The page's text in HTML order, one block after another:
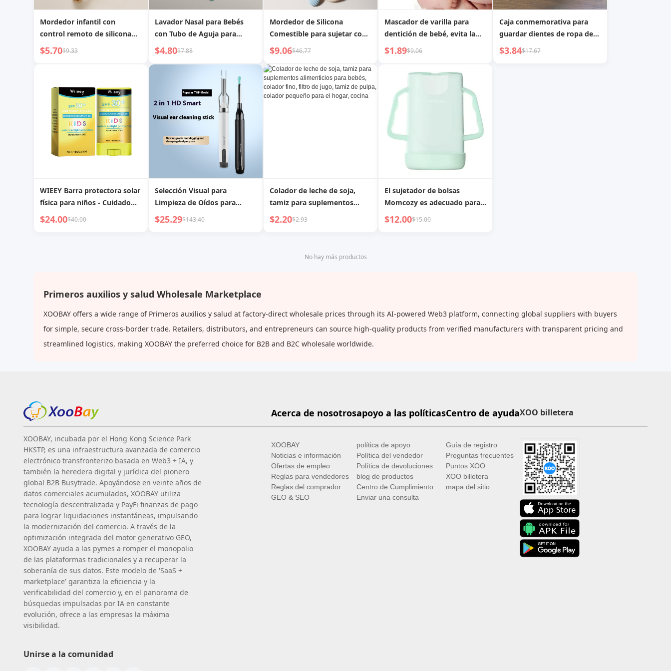
Mordedor infantil con
control remoto de silicona
para dientes largos, juguete
de consuelo
$5.70$9.33
Lavador Nasal para Bebés
con Tubo de Aguja para
Niños
$4.80$7.88
Mordedor de Silicona
Comestible para sujetar con
la Mano
$9.06$46.77
Mascador de varilla para
dentición de bebé, evita la
succión de manos,
entrenamiento, silicona
comestible
$1.89$9.06
Caja conmemorativa para
guardar dientes de ropa de
bebé
$3.84$17.67
WIEEY Barra protectora solar
física para niños - Cuidado
suave para días soleados sin
preocupaciones
$24.00$40.00
Selección Visual para
Limpieza de Oídos para
Bebés y Niños
$25.29$143.40
Colador de leche de soja,
tamiz para suplementos
alimenticios para bebés,
colador fino, filtro de jugo,
$2.20$2.93
El sujetador de bolsas
Momcozy es adecuado para
bolsas de comida y cajas de
bebidas
$12.00$15.00
No hay más productos
Primeros auxilios y salud Wholesale Marketplace
XOOBAY offers a wide range of Primeros auxilios y salud at factory-direct wholesale prices through its AI-powered Web3 platform, connecting global suppliers with buyers
for simple, secure cross-border trade. Retailers, distributors, and entrepreneurs can source high-quality products from verified manufacturers with transparent pricing and
streamlined logistics, making XOOBAY the preferred choice for B2B and B2C wholesale worldwide.
XOOBAY, incubada por el Hong Kong Science Park
HKSTP, es una infraestructura avanzada de comercio
electrónico transfronterizo basada en Web3 + IA, y
también la heredera digital y jurídica del pionero
global B2B Busytrade. Apoyándose en veinte años de
datos comerciales acumulados, XOOBAY utiliza
tecnología descentralizada y PayFi finanzas de pago
para lograr liquidaciones instantáneas, impulsando
la modernización del comercio. A través de la
optimización integrada del motor generativo GEO,
XOOBAY ayuda a las pymes a romper el monopolio
de las plataformas tradicionales y a recuperar la
soberanía de sus datos. Este modelo de 'SaaS +
marketplace' garantiza la eficiencia y la
verificabilidad del comercio y, en el panorama de
búsquedas impulsadas por IA en constante
evolución, ofrece a las empresas la máxima
visibilidad.
Unirse a la comunidad
Acerca de nosotros
XOOBAY
Noticias e información
Ofertas de empleo
Reglas para vendedores
Reglas del comprador
GEO & SEO
apoyo a las políticas
política de apoyo
Política del vendedor
Política de devoluciones
blog de productos
Centro de Cumplimiento
Enviar una consulta
Centro de ayuda
Guía de registro
Preguntas frecuentes
Puntos XOO
XOO billetera
mapa del sitio
XOO billetera